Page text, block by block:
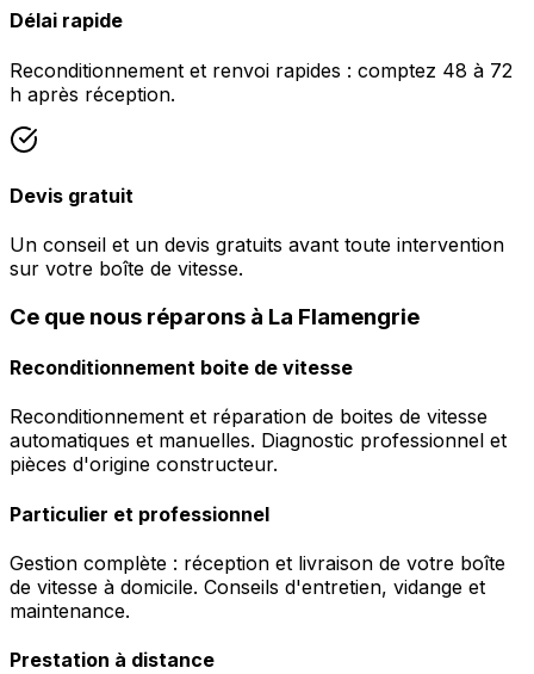
Délai rapide
Reconditionnement et renvoi rapides : comptez 48 à 72
h après réception.
Devis gratuit
Un conseil et un devis gratuits avant toute intervention
sur votre boîte de vitesse.
Ce que nous réparons à La Flamengrie
Reconditionnement boite de vitesse
Reconditionnement et réparation de boites de vitesse
automatiques et manuelles. Diagnostic professionnel et
pièces d'origine constructeur.
Particulier et professionnel
Gestion complète : réception et livraison de votre boîte
de vitesse à domicile. Conseils d'entretien, vidange et
maintenance.
Prestation à distance